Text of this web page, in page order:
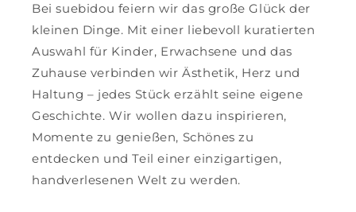
Bei suebidou feiern wir das große Glück der
kleinen Dinge. Mit einer liebevoll kuratierten
Auswahl für Kinder, Erwachsene und das
Zuhause verbinden wir Ästhetik, Herz und
Haltung – jedes Stück erzählt seine eigene
Geschichte. Wir wollen dazu inspirieren,
Momente zu genießen, Schönes zu
entdecken und Teil einer einzigartigen,
handverlesenen Welt zu werden.